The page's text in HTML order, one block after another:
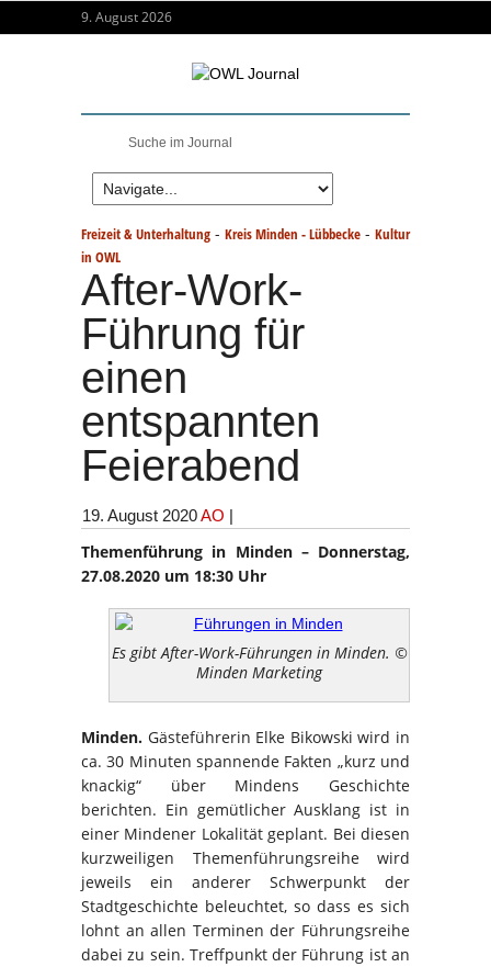
9. August 2026
Freizeit & Unterhaltung - Kreis Minden - Lübbecke - Kultur
in OWL
After-Work-
Führung für
einen
entspannten
Feierabend
19. August 2020AO |
Themenführung in Minden – Donnerstag,
27.08.2020 um 18:30 Uhr
Es gibt After-Work-Führungen in Minden. ©
Minden Marketing
Minden. Gästeführerin Elke Bikowski wird in
ca. 30 Minuten spannende Fakten „kurz und
knackig“ über Mindens Geschichte
berichten. Ein gemütlicher Ausklang ist in
einer Mindener Lokalität geplant. Bei diesen
kurzweiligen Themenführungsreihe wird
jeweils ein anderer Schwerpunkt der
Stadtgeschichte beleuchtet, so dass es sich
lohnt an allen Terminen der Führungsreihe
dabei zu sein. Treffpunkt der Führung ist an